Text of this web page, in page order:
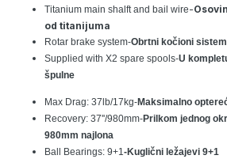
Titanium main shalft and bail wire-
od titanijuma
Rotar brake system-Obrtni kočioni sistem
Supplied with X2 spare spools-U
špulne
Max Drag: 37lb/17kg-Maksimalno
Recovery: 37''/980mm-Prilkom jednog
980mm najlona
Ball Bearings: 9+1-Kuglični ležajevi 9+1